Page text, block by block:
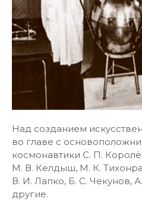
Над созданием
во главе с
космонавтики С. П.
М. В. Келдыш, М. К.
В. И. Лапко, Б. С. Чекунов,
другие.